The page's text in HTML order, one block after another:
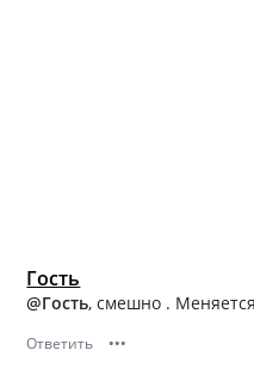
Гость
@Гость, смешно .
Ответить •••